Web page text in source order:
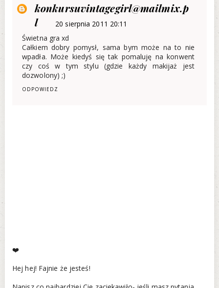
konkursuvintagegirl@mailmix.p
l
20 sierpnia 2011 20:11
Świetna gra xd
Całkiem dobry pomysł, sama bym może na to nie
wpadła. Może kiedyś się tak pomaluję na konwent
czy coś w tym stylu (gdzie każdy makijaż jest
dozwolony) ;)
ODPOWIEDZ
❤️
Hej hej! Fajnie że jesteś!